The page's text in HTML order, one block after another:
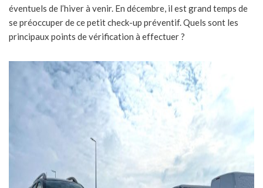
éventuels de l’hiver à venir. En décembre, il est grand temps de
se préoccuper de ce petit check-up préventif. Quels sont les
principaux points de vérification à effectuer ?